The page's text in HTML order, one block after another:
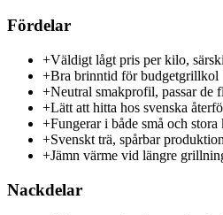
Fördelar
+Väldigt lågt pris per kilo,
+Bra brinntid för budgetgrillkol
+Neutral smakprofil, passar de
+Lätt att hitta hos svenska
+Fungerar i både små och
+Svenskt trä, spårbar produktion
+Jämn värme vid längre
Nackdelar